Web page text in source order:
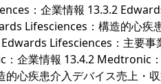
：企業情報 13.3.2
Lifesciences：構造的心疾
Lifesciences：主要
企業情報 13.4.2 Medtronic
心疾患介入デバイス売上・